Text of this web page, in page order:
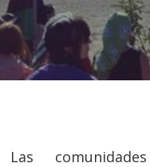
Las